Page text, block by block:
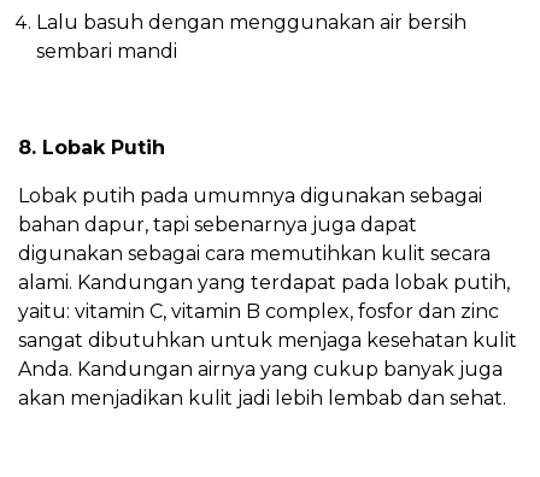
Lalu basuh dengan menggunakan air bersih
sembari mandi
8. Lobak Putih
Lobak putih pada umumnya digunakan sebagai
bahan dapur, tapi sebenarnya juga dapat
digunakan sebagai cara memutihkan kulit secara
alami. Kandungan yang terdapat pada lobak putih,
yaitu: vitamin C, vitamin B complex, fosfor dan zinc
sangat dibutuhkan untuk menjaga kesehatan kulit
Anda. Kandungan airnya yang cukup banyak juga
akan menjadikan kulit jadi lebih lembab dan sehat.